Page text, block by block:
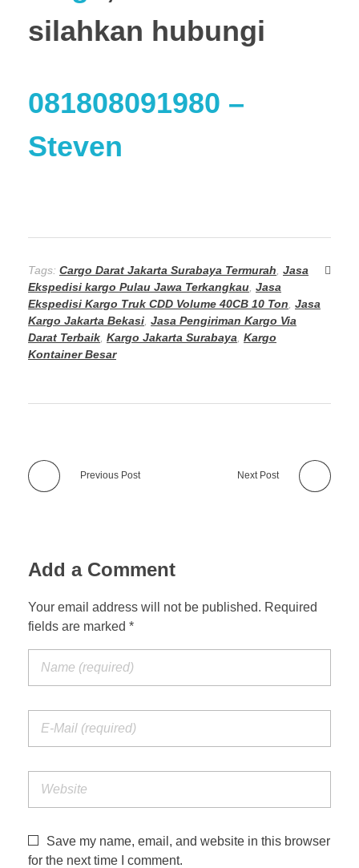
silahkan hubungi
081808091980 –
Steven
Tags: Cargo Darat Jakarta Surabaya Termurah Jasa
Ekspedisi kargo Pulau Jawa Terkangkau Jasa
Ekspedisi Kargo Truk CDD Volume 40CB 10 Ton Jasa
Kargo Jakarta Bekasi Jasa Pengiriman Kargo Via
Darat Terbaik Kargo Jakarta Surabaya Kargo
Kontainer Besar
Previous Post Next Post
Add a Comment
Your email address will not be published. Required
fields are marked *
Save my name, email, and website in this browser
for the next time I comment.